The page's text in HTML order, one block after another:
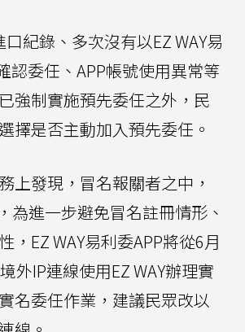
口紀錄、多次沒有以EZ WAY易
認委任、APP帳號使用異常等
強制實施預先委任之外，民
擇是否主動加入預先委任。
上發現，冒名報關者之中，
為進一步避免冒名註冊情形、
，EZ WAY易利委APP將從6月
外IP連線使用EZ WAY辦理實
名委任作業，建議民眾改以